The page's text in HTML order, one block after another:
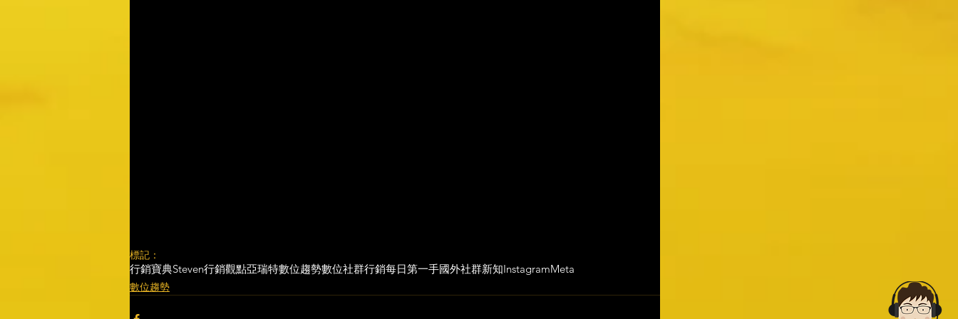
標記：
行銷寶典Steven行銷觀點亞瑞特數位趨勢數位社群行銷每日第一手國外社群新知InstagramMeta
數位趨勢